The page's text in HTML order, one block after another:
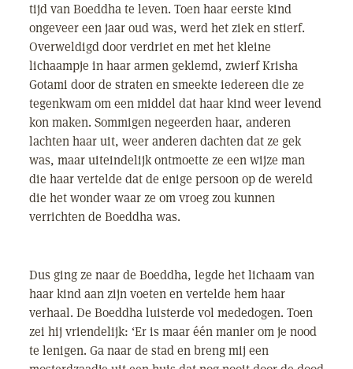
tijd van Boeddha te leven. Toen haar eerste kind
ongeveer een jaar oud was, werd het ziek en stierf.
Overweldigd door verdriet en met het kleine
lichaampje in haar armen geklemd, zwierf Krisha
Gotami door de straten en smeekte iedereen die ze
tegenkwam om een middel dat haar kind weer levend
kon maken. Sommigen negeerden haar, anderen
lachten haar uit, weer anderen dachten dat ze gek
was, maar uiteindelijk ontmoette ze een wijze man
die haar vertelde dat de enige persoon op de wereld
die het wonder waar ze om vroeg zou kunnen
verrichten de Boeddha was.
Dus ging ze naar de Boeddha, legde het lichaam van
haar kind aan zijn voeten en vertelde hem haar
verhaal. De Boeddha luisterde vol mededogen. Toen
zei hij vriendelijk: ‘Er is maar één manier om je nood
te lenigen. Ga naar de stad en breng mij een